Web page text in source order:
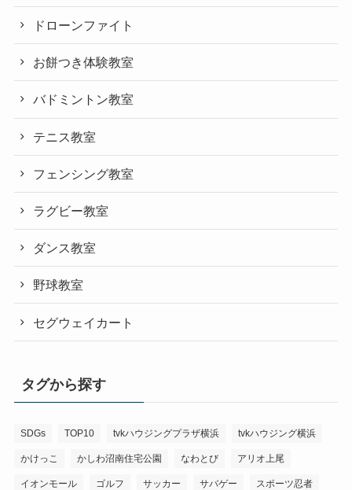
ドローンファイト
お餅つき体験教室
バドミントン教室
テニス教室
フェンシング教室
ラグビー教室
ダンス教室
野球教室
セグウェイカート
タグから探す
SDGs TOP10 tvkハウジングプラザ横浜 tvkハウジング横浜
かけっこ かしわ沼南住宅公園 なわとび アリオ上尾
イオンモール ゴルフ サッカー サバゲー スポーツ忍者